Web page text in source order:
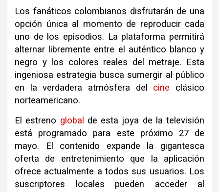
Los fanáticos colombianos disfrutarán de una
opción única al momento de reproducir cada
uno de los episodios. La plataforma permitirá
alternar libremente entre el auténtico blanco y
negro y los colores reales del metraje. Esta
ingeniosa estrategia busca sumergir al público
en la verdadera atmósfera del cine clásico
norteamericano.
El estreno global de esta joya de la televisión
está programado para este próximo 27 de
mayo.
El contenido expande la gigantesca
oferta de entretenimiento que la aplicación
ofrece actualmente a todos sus usuarios. Los
suscriptores locales pueden acceder al